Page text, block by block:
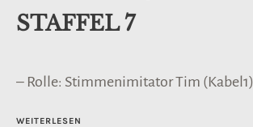
STAFFEL 7
– Rolle: Stimmenimitator Tim (Kabel1)
WEITERLESEN